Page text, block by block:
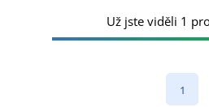
Už jste viděli 1
1